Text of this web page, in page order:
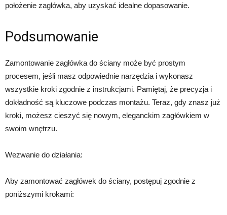
położenie zagłówka, aby uzyskać idealne dopasowanie.
Podsumowanie
Zamontowanie zagłówka do ściany może być prostym
procesem, jeśli masz odpowiednie narzędzia i wykonasz
wszystkie kroki zgodnie z instrukcjami. Pamiętaj, że precyzja i
dokładność są kluczowe podczas montażu. Teraz, gdy znasz już
kroki, możesz cieszyć się nowym, eleganckim zagłówkiem w
swoim wnętrzu.
Wezwanie do działania:
Aby zamontować zagłówek do ściany, postępuj zgodnie z
poniższymi krokami: